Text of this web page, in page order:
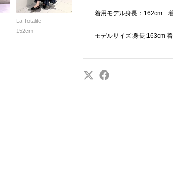
La Totalite
152cm
着用モデル身長：162cm
モデルサイズ:身長:163cm